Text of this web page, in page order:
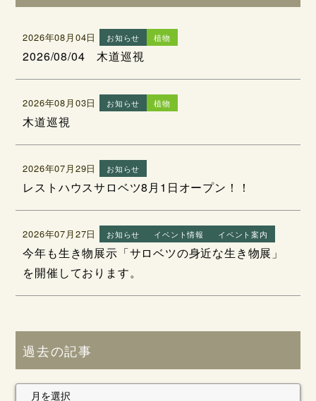
2026年08月04日 お知らせ 植物
2026/08/04 木道巡視
2026年08月03日 お知らせ 植物
木道巡視
2026年07月29日 お知らせ
レストハウスサロベツ8月1日オープン！！
2026年07月27日 お知らせ イベント情報 イベント案内
今年も生き物展示「サロベツの身近な生き物展」
を開催しております。
過去の記事